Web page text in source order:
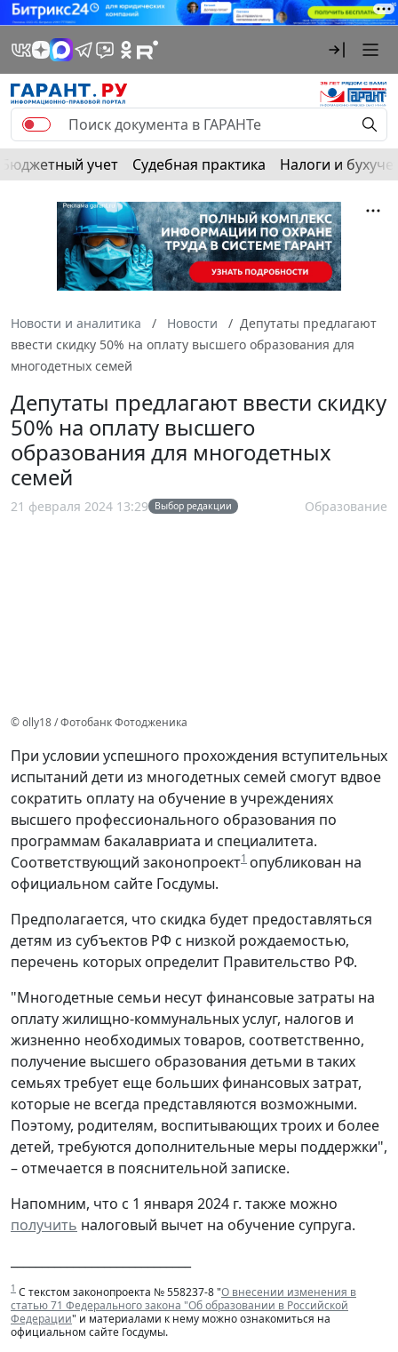
Бюджетный учет Судебная практика Налоги и
Новости и аналитика Новости
Депутаты предлагают
ввести скидку 50% на оплату высшего образования для
многодетных семей
Депутаты предлагают ввести скидку
50% на оплату высшего
образования для многодетных
семей
21 февраля 2024 13:29 Выбор редакции Образование
© olly18 / Фотобанк Фотодженика
При условии успешного прохождения вступительных
испытаний дети из многодетных семей смогут вдвое
сократить оплату на обучение в учреждениях
высшего профессионального образования по
программам бакалавриата и специалитета.
Соответствующий законопроект1 опубликован на
официальном сайте Госдумы.
Предполагается, что скидка будет предоставляться
детям из субъектов РФ с низкой рождаемостью,
перечень которых определит Правительство РФ.
"Многодетные семьи несут финансовые затраты на
оплату жилищно-коммунальных услуг, налогов и
жизненно необходимых товаров, соответственно,
получение высшего образования детьми в таких
семьях требует еще больших финансовых затрат,
которые не всегда представляются возможными.
Поэтому, родителям, воспитывающих троих и более
детей, требуются дополнительные меры поддержки",
– отмечается в пояснительной записке.
Напомним, что с 1 января 2024 г. также можно
получить налоговый вычет на обучение супруга.
1 С текстом законопроекта № 558237-8 "О внесении изменения в
статью 71 Федерального закона "Об образовании в Российской
Федерации" и материалами к нему можно ознакомиться на
официальном сайте Госдумы.